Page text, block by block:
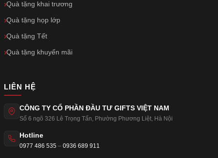
Quà tặng khai trương
Quà tặng họp lớp
Quà tặng Tết
Quà tặng khuyến mãi
LIÊN HỆ
CÔNG TY CỔ PHẦN ĐẦU TƯ GIFTS VIỆT NAM
Số 6 ngõ 326 Lê Trọng Tấn, Phường Phương Liệt, Hà Nội
Hotline
0977 486 535 – 0936 689 911